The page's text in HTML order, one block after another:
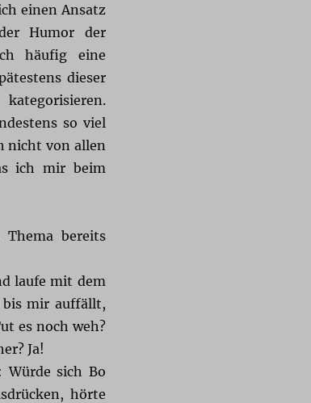
einen Ansatz
Humor der
häufig eine
dieser
so viel
nicht von allen
ich mir beim
bereits
laufe mit dem
bis mir auffällt,
es noch weh?
Ja!
Würde sich Bo
hörte